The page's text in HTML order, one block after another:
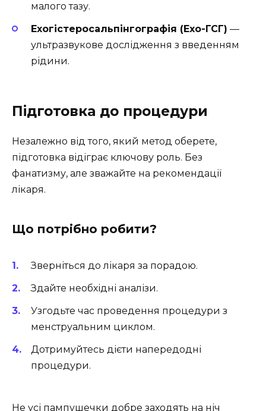
малого тазу.
Ехогістеросальпінгографія (Ехо-ГСГ) —
ультразвукове дослідження з введенням
рідини.
Підготовка до процедури
Незалежно від того, який метод оберете,
підготовка відіграє ключову роль. Без
фанатизму, але зважайте на рекомендації
лікаря.
Що потрібно робити?
Зверніться до лікаря за порадою.
Здайте необхідні аналізи.
Узгодьте час проведення процедури з
менструальним циклом.
Дотримуйтесь дієти напередодні
процедури.
Не усі пампушечки добре заходять на ніч